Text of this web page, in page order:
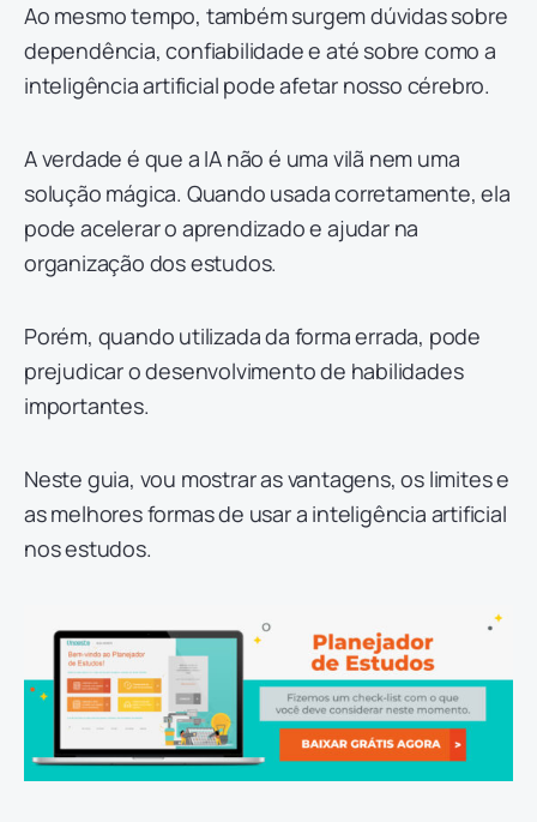
Ao mesmo tempo, também surgem dúvidas sobre
dependência, confiabilidade e até sobre como a
inteligência artificial pode afetar nosso cérebro.
A verdade é que a IA não é uma vilã nem uma
solução mágica. Quando usada corretamente, ela
pode acelerar o aprendizado e ajudar na
organização dos estudos.
Porém, quando utilizada da forma errada, pode
prejudicar o desenvolvimento de habilidades
importantes.
Neste guia, vou mostrar as vantagens, os limites e
as melhores formas de usar a inteligência artificial
nos estudos.